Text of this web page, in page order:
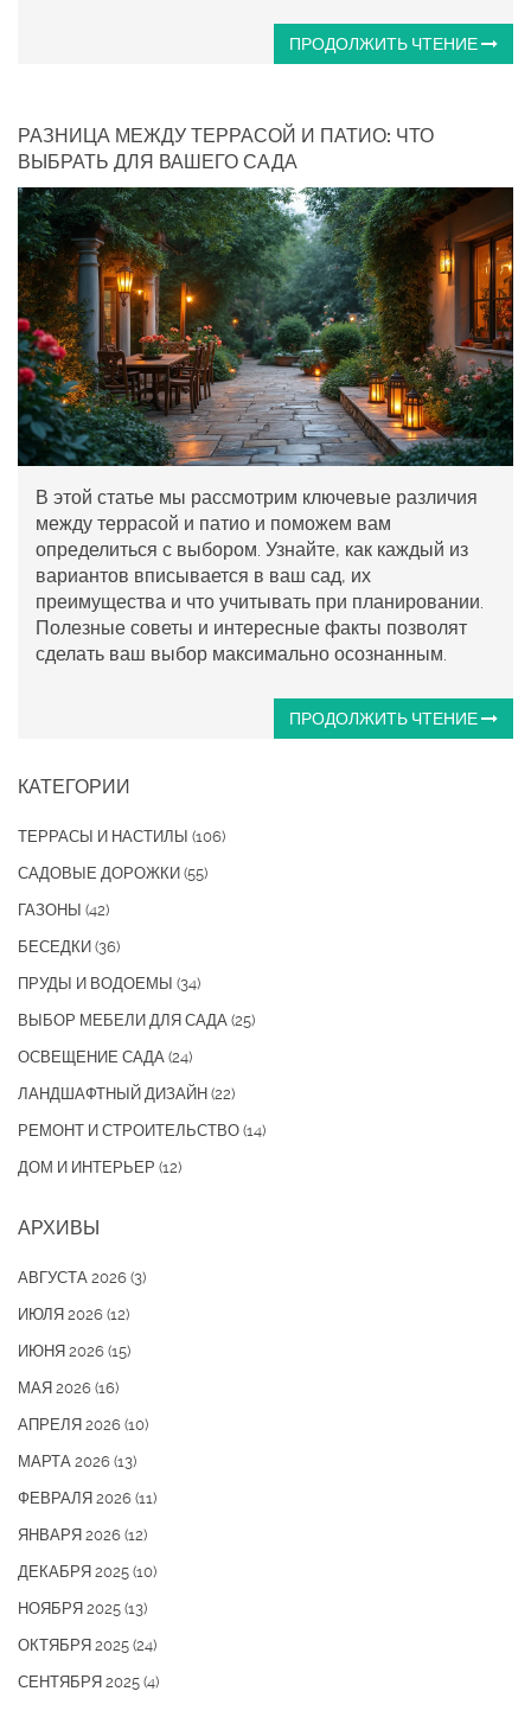
ПРОДОЛЖИТЬ ЧТЕНИЕ
РАЗНИЦА МЕЖДУ ТЕРРАСОЙ И ПАТИО: ЧТО
ВЫБРАТЬ ДЛЯ ВАШЕГО САДА
В этой статье мы рассмотрим ключевые различия
между террасой и патио и поможем вам
определиться с выбором. Узнайте, как каждый из
вариантов вписывается в ваш сад, их
преимущества и что учитывать при планировании.
Полезные советы и интересные факты позволят
сделать ваш выбор максимально осознанным.
ПРОДОЛЖИТЬ ЧТЕНИЕ
КАТЕГОРИИ
ТЕРРАСЫ И НАСТИЛЫ (106)
САДОВЫЕ ДОРОЖКИ (55)
ГАЗОНЫ (42)
БЕСЕДКИ (36)
ПРУДЫ И ВОДОЕМЫ (34)
ВЫБОР МЕБЕЛИ ДЛЯ САДА (25)
ОСВЕЩЕНИЕ САДА (24)
ЛАНДШАФТНЫЙ ДИЗАЙН (22)
РЕМОНТ И СТРОИТЕЛЬСТВО (14)
ДОМ И ИНТЕРЬЕР (12)
АРХИВЫ
АВГУСТА 2026 (3)
ИЮЛЯ 2026 (12)
ИЮНЯ 2026 (15)
МАЯ 2026 (16)
АПРЕЛЯ 2026 (10)
МАРТА 2026 (13)
ФЕВРАЛЯ 2026 (11)
ЯНВАРЯ 2026 (12)
ДЕКАБРЯ 2025 (10)
НОЯБРЯ 2025 (13)
ОКТЯБРЯ 2025 (24)
СЕНТЯБРЯ 2025 (4)